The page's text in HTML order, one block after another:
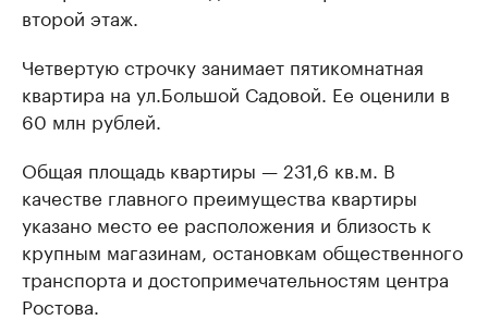
второй этаж.
Четвертую строчку занимает пятикомнатная
квартира на ул.Большой Садовой. Ее оценили в
60 млн рублей.
Общая площадь квартиры — 231,6 кв.м. В
качестве главного преимущества квартиры
указано место ее расположения и близость к
крупным магазинам, остановкам общественного
транспорта и достопримечательностям центра
Ростова.